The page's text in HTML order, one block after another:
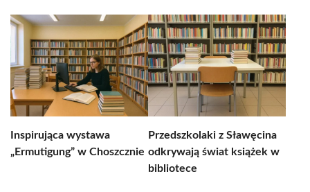
Inspirująca wystawa
„Ermutigung” w Choszcznie
Przedszkolaki z Sławęcina
odkrywają świat książek w
bibliotece